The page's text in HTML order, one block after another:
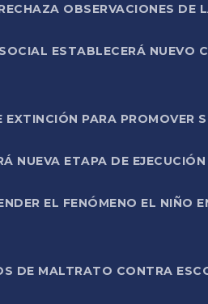
OBSERVACIONES DE
ESTABLECERÁ
PARA PROMOVER
NUEVA ETAPA DE
EL FENÓMENO EL NIÑO
DE MALTRATO CONTRA